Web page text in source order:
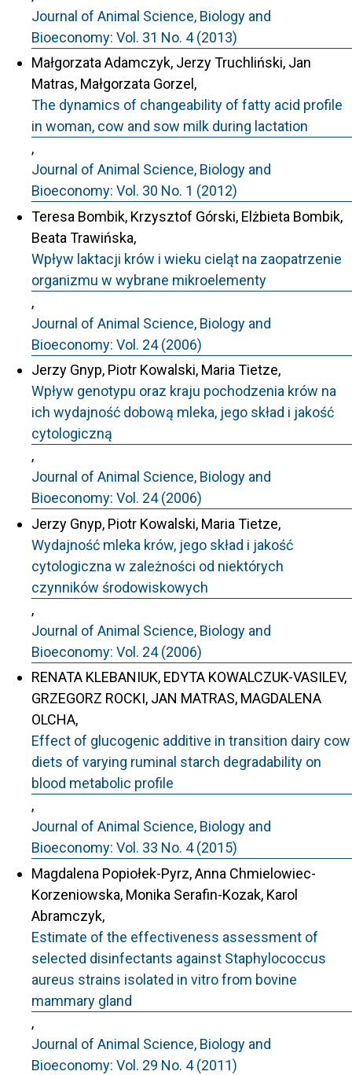
Journal of Animal Science, Biology and
Bioeconomy: Vol. 31 No. 4 (2013)
Małgorzata Adamczyk, Jerzy Truchliński, Jan
Matras, Małgorzata Gorzel,
The dynamics of changeability of fatty acid profile
in woman, cow and sow milk during lactation
,
Journal of Animal Science, Biology and
Bioeconomy: Vol. 30 No. 1 (2012)
Teresa Bombik, Krzysztof Górski, Elżbieta Bombik,
Beata Trawińska,
Wpływ laktacji krów i wieku cieląt na zaopatrzenie
organizmu w wybrane mikroelementy
,
Journal of Animal Science, Biology and
Bioeconomy: Vol. 24 (2006)
Jerzy Gnyp, Piotr Kowalski, Maria Tietze,
Wpływ genotypu oraz kraju pochodzenia krów na
ich wydajność dobową mleka, jego skład i jakość
cytologiczną
,
Journal of Animal Science, Biology and
Bioeconomy: Vol. 24 (2006)
Jerzy Gnyp, Piotr Kowalski, Maria Tietze,
Wydajność mleka krów, jego skład i jakość
cytologiczna w zależności od niektórych
czynników środowiskowych
,
Journal of Animal Science, Biology and
Bioeconomy: Vol. 24 (2006)
RENATA KLEBANIUK, EDYTA KOWALCZUK-VASILEV,
GRZEGORZ ROCKI, JAN MATRAS, MAGDALENA
OLCHA,
Effect of glucogenic additive in transition dairy cow
diets of varying ruminal starch degradability on
blood metabolic profile
,
Journal of Animal Science, Biology and
Bioeconomy: Vol. 33 No. 4 (2015)
Magdalena Popiołek-Pyrz, Anna Chmielowiec-
Korzeniowska, Monika Serafin-Kozak, Karol
Abramczyk,
Estimate of the effectiveness assessment of
selected disinfectants against Staphylococcus
aureus strains isolated in vitro from bovine
mammary gland
,
Journal of Animal Science, Biology and
Bioeconomy: Vol. 29 No. 4 (2011)